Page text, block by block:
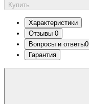
Купить
Характеристики
Отзывы 0
Вопросы и ответы0
Гарантия